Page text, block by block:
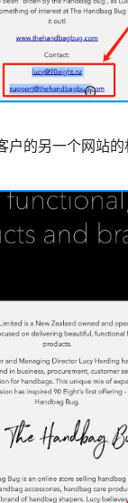
户的另一个网站的